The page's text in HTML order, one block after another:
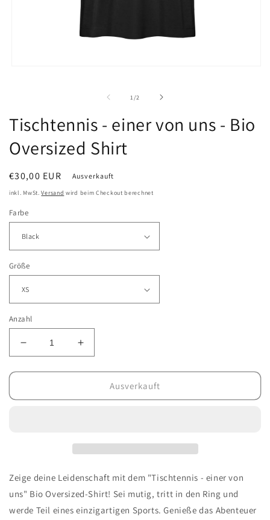
1 /von
2
Tischtennis - einer von uns - Bio
Oversized Shirt
Normaler
Preis
€30,00 EUR Ausverkauft
inkl. MwSt.Versand wird beim Checkout berechnet
Farbe
Größe
Anzahl
Verringere
die
Menge
Tischtennis
Bio
Oversized
Shirt
Erhöhe
die
Menge
Tischtennis
Bio
Shirt
Ausverkauft
Zeige deine Leidenschaft mit dem "Tischtennis - einer von
uns" Bio Oversized-Shirt! Sei mutig, tritt in den Ring und
werde Teil eines einzigartigen Sports. Genieße das Abenteuer